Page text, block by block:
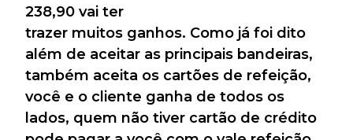
238,90 vai ter
trazer muitos ganhos. Como já foi dito
além de aceitar as principais bandeiras,
também aceita os cartões de refeição,
você e o cliente ganha de todos os
lados, quem não tiver cartão de crédito